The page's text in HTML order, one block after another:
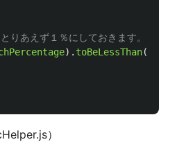
りあえず１％にしておきます。
). toBeLessThan(
）